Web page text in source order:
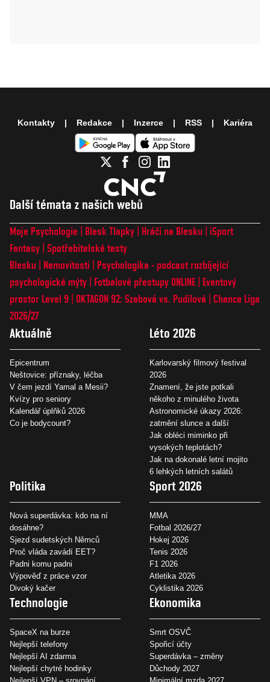
Další témata z našich webů
Moje Psychologie Blesk Tlapky Hráči na Blesku
iSport
Fantasy Spotřebitelské testy
Blesku
Nemovitosti
Psychologika - podcast rozbíjející
psychologické mýty
Fotbalové přestupy ONLINE
Eventový
prostor Level 9 OKTAGON 92: Szabová vs. Pudilová
Chance Liga
2026/27
Aktuálně
Epicentrum
Neštovice: příznaky, léčba
V čem jezdí Yamal a Mesii?
Kvízy pro seniory
Kalendář úplňků 2026
Co je bodycount?
Léto 2026
Karlovarský filmový festival
2026
Znamení, že jste potkali
někoho z minulého života
Astronomické úkazy 2026:
zatmění slunce a další
Jak obléci miminko při
vysokých teplotách?
Jak na dokonalé letní mojito
6 lehkých letních salátů
Politika
Nová superdávka: kdo na ní
dosáhne?
Sjezd sudetských Němců
Proč vláda zavádí EET?
Padni komu padni
Výpověď z práce vzor
Divoký kačer
Sport 2026
MMA
Fotbal 2026/27
Hokej 2026
Tenis 2026
F1 2026
Atletika 2026
Cyklistika 2026
Technologie
SpaceX na burze
Nejlepší telefony
Nejlepší AI zdarma
Nejlepší chytré hodinky
Ekonomika
Smrt OSVČ
Spořicí účty
Superdávka – změny
Důchody 2027
Kontakty Redakce Inzerce RSS Kariéra